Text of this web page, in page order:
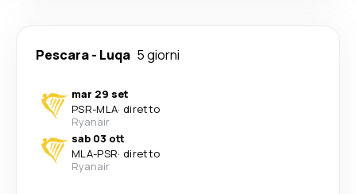
Pescara- Luqa 5 giorni
mar 29 set
PSR-MLA· diretto
Ryanair
sab 03 ott
MLA-PSR· diretto
Ryanair